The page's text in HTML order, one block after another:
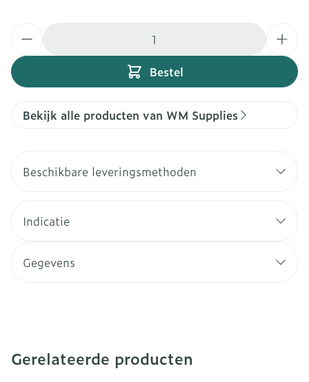
Bestel
Bekijk alle producten van WM Supplies
Beschikbare leveringsmethoden
Indicatie
Gegevens
Gerelateerde producten